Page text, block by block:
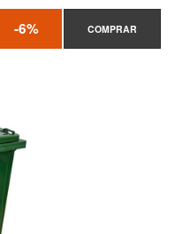
-6% COMPRAR